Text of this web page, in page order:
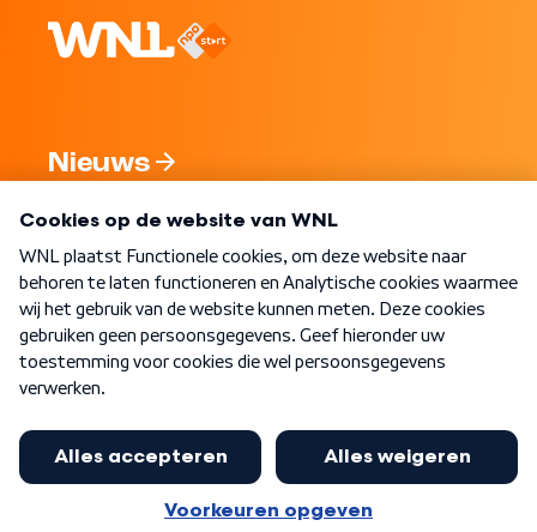
Nieuws
Nieuwsbrief
Word Lid